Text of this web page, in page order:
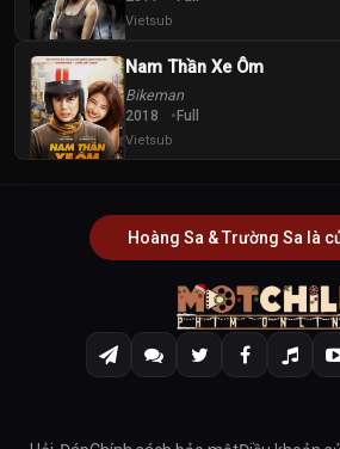
Vietsub
Nam Thần Xe Ôm
Bikeman
2018 Full
Vietsub
Hoàng Sa & Trường Sa là